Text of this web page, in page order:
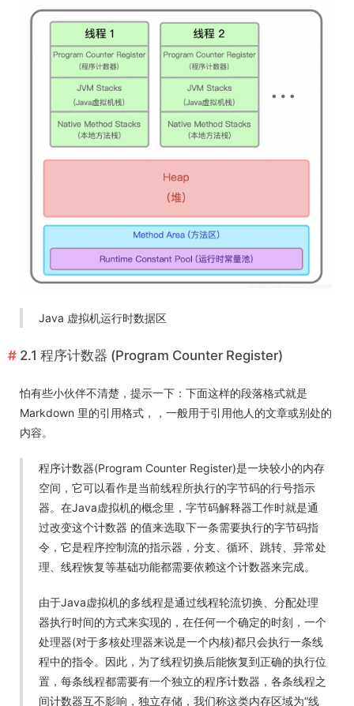
Java 虚拟机运行时数据区
2.1 程序计数器 (Program Counter Register)
怕有些小伙伴不清楚，提示一下：下面这样的段落格式就是
Markdown 里的引用格式，，一般用于引用他人的文章或别处的
内容。
程序计数器(Program Counter Register)是一块较小的内存
空间，它可以看作是当前线程所执行的字节码的行号指示
器。在Java虚拟机的概念里，字节码解释器工作时就是通
过改变这个计数器 的值来选取下一条需要执行的字节码指
令，它是程序控制流的指示器，分支、循环、跳转、异常处
理、线程恢复等基础功能都需要依赖这个计数器来完成。
由于Java虚拟机的多线程是通过线程轮流切换、分配处理
器执行时间的方式来实现的，在任何一个确定的时刻，一个
处理器(对于多核处理器来说是一个内核)都只会执行一条线
程中的指令。因此，为了线程切换后能恢复到正确的执行位
置，每条线程都需要有一个独立的程序计数器，各条线程之
间计数器互不影响，独立存储，我们称这类内存区域为“线